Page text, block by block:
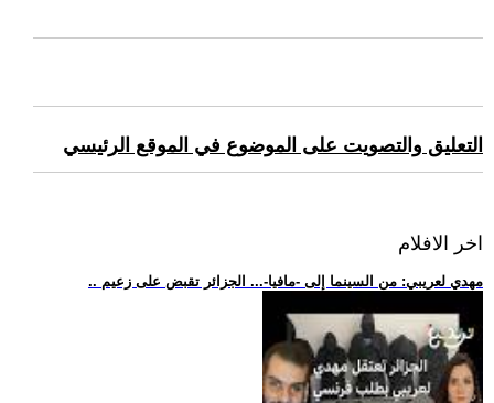
التعليق والتصويت على الموضوع في الموقع الرئيسي
اخر الافلام
.. مهدي لعريبي: من السينما إلى -مافيا-... الجزائر تقبض على زعيم